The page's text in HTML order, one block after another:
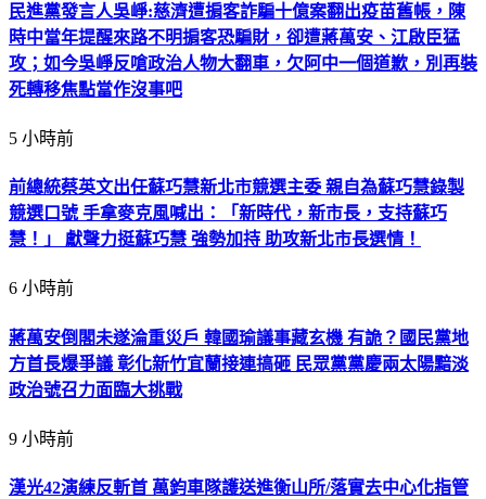
民進黨發言人吳崢:慈濟遭掮客詐騙十億案翻出疫苗舊帳，陳
時中當年提醒來路不明掮客恐騙財，卻遭蔣萬安、江啟臣猛
攻；如今吳崢反嗆政治人物大翻車，欠阿中一個道歉，別再裝
死轉移焦點當作沒事吧
5 小時前
前總統蔡英文出任蘇巧慧新北市競選主委 親自為蘇巧慧錄製
競選口號 手拿麥克風喊出：「新時代，新市長，支持蘇巧
慧！」 獻聲力挺蘇巧慧 強勢加持 助攻新北市長選情！
6 小時前
蔣萬安倒閣未遂淪重災戶 韓國瑜議事藏玄機 有詭？國民黨地
方首長爆爭議 彰化新竹宜蘭接連搞砸 民眾黨黨慶兩太陽黯淡
政治號召力面臨大挑戰
9 小時前
漢光42演練反斬首 萬鈞車隊護送進衡山所/落實去中心化指管